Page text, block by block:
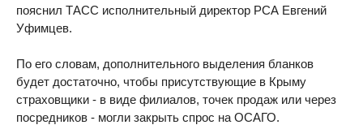
пояснил ТАСС исполнительный директор РСА Евгений
Уфимцев.
По его словам, дополнительного выделения бланков
будет достаточно, чтобы присутствующие в Крыму
страховщики - в виде филиалов, точек продаж или через
посредников - могли закрыть спрос на ОСАГО.